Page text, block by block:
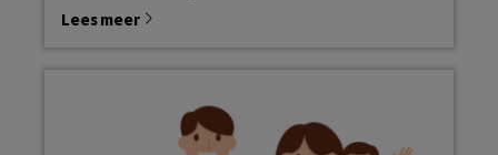
Lees meer